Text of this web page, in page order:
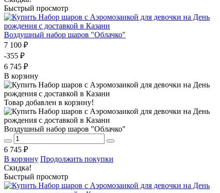
Быстрый просмотр
Воздушный набор шаров "Облачко"
7 100 ₽
-355 ₽
6 745 ₽
В корзину
Товар добавлен в корзину!
Воздушный набор шаров "Облачко"
6 745 ₽
В корзину Продолжить покупки
Скидка!
Быстрый просмотр